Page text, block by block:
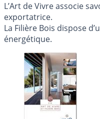
L’Art de Vivre associe
exportatrice.
La Filière Bois dispose
énergétique.